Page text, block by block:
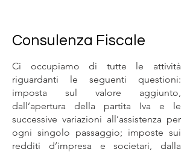
Consulenza Fiscale
Ci occupiamo di tutte le attività
riguardanti le seguenti questioni:
imposta sul valore aggiunto,
dall’apertura della partita Iva e le
successive variazioni all’assistenza per
ogni singolo passaggio; imposte sui
redditi d’impresa e societari, dalla